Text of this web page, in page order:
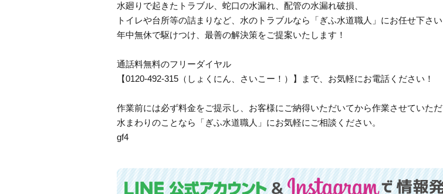
水廻りで起きたトラブル、蛇口の水漏れ、配管の水漏れ破損、
トイレや台所等の詰まりなど、水のトラブルなら「ぎふ水道職人」にお任せ下さい
年中無休で駆けつけ、最善の解決策をご提案いたします！
通話料無料のフリーダイヤル
【0120-492-315（しょくにん、さいこー！）】まで、お気軽にお電話ください！
作業前には必ず料金をご提示し、お客様にご納得いただいてから作業させていただ
水まわりのことなら「ぎふ水道職人」にお気軽にご相談ください。
gf4